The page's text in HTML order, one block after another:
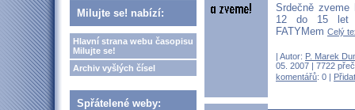
Milujte se! nabízí:
Hlavní strana webu časopisu
Milujte se!
Archiv vyšlých čísel
Spřátelené weby:
Srdečně
12 do 15 let
FATYMem Celý
| Autor: P. Marek
05. 2007 | 7722
komentářů: 0 |